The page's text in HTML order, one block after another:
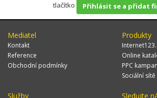
tlačítko
Přihlásit se a přidat
Mediatel
Kontakt
Reference
Obchodní podmínky
Produkty
Online
PPC
Sociální sítě
Služby Sledujte